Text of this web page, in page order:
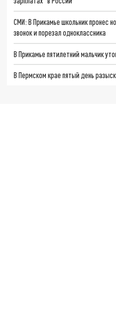
СМИ: В Прикамье школьник пронес
звонок и порезал одноклассника
В Прикамье пятилетний мальчик
В Пермском крае пятый день